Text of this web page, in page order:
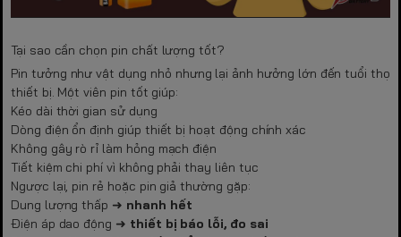
Tại sao cần chọn pin chất lượng tốt?
Pin tưởng như vật dụng nhỏ nhưng lại ảnh hưởng lớn đến tuổi thọ
thiết bị. Một viên pin tốt giúp:
Kéo dài thời gian sử dụng
Dòng điện ổn định giúp thiết bị hoạt động chính xác
Không gây rò rỉ làm hỏng mạch điện
Tiết kiệm chi phí vì không phải thay liên tục
Ngược lại, pin rẻ hoặc pin giả thường gặp:
Dung lượng thấp ➜ nhanh hết
Điện áp dao động ➜ thiết bị báo lỗi, đo sai